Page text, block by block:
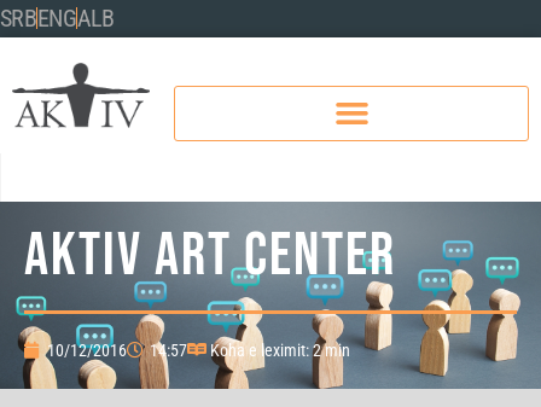
SRBENGALB
AKTIV ART CENTER
10/12/2016 14:57 Koha e leximit: 2 min